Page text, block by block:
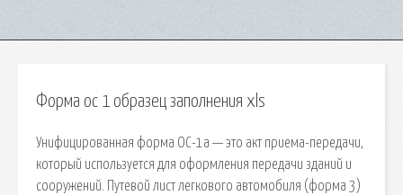
Форма ос 1 образец заполнения xls
Унифицированная форма ОС-1а — это акт приема-передачи,
который используется для оформления передачи зданий и
сооружений. Путевой лист легкового автомобиля (форма 3)